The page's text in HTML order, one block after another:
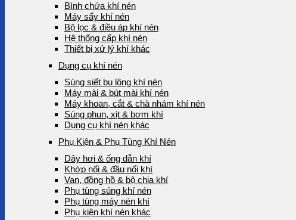
Bình chứa khí nén
Máy sấy khí nén
Bộ lọc & điều áp khí nén
Hệ thống cấp khí nén
Thiết bị xử lý khí khác
Dụng cụ khí nén
Súng siết bu lông khí nén
Máy mài & bút mài khí nén
Máy khoan, cắt & chà nhám khí nén
Súng phun, xịt & bơm khí
Dụng cụ khí nén khác
Phụ Kiện & Phụ Tùng Khí Nén
Dây hơi & ống dẫn khí
Khớp nối & đầu nối khí
Van, đồng hồ & bộ chia khí
Phụ tùng súng khí nén
Phụ tùng máy nén khí
Phụ kiện khí nén khác